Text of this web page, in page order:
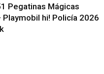
Pegatinas Mágicas
hi! Policía 2026